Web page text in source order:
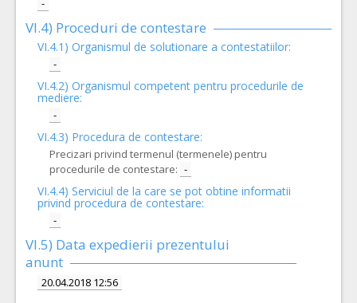
-
VI.4) Proceduri de contestare
VI.4.1) Organismul de solutionare a contestatiilor:
-
VI.4.2) Organismul competent pentru procedurile de
mediere:
-
VI.4.3) Procedura de contestare:
Precizari privind termenul (termenele) pentru
procedurile de contestare: -
VI.4.4) Serviciul de la care se pot obtine informatii
privind procedura de contestare:
-
VI.5) Data expedierii prezentului
anunt
20.04.2018 12:56